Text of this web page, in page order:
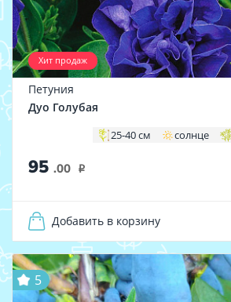
Хит продаж
Петуния
Дуо Голубая
25-40 см солнце
95 .00 i
Добавить в корзину
5